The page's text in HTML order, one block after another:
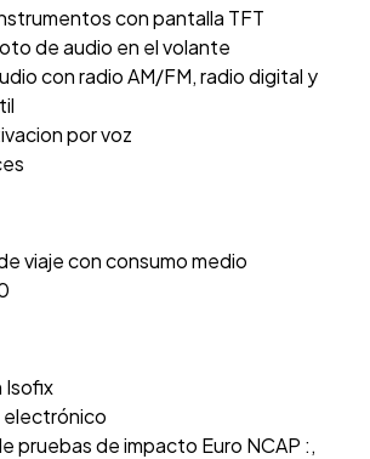
con pantalla TFT
de audio en el volante
con radio AM/FM, radio digital y
por voz
viaje con consumo medio
Isofix
electrónico
pruebas de impacto Euro NCAP :,